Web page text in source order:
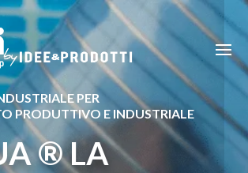
PER
PRODUTTIVO E INDUSTRIALE
® LA